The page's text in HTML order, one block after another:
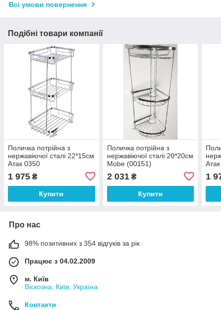
Всі умови повернення
Подібні товари компанії
Поличка потрійна з
нержавіючої сталі 22*15см
Атак 0350
1 975 ₴
Купити
Поличка потрійна з
нержавіючої сталі 20*20см
Mobe (00151)
2 031₴
Купити
1
Про нас
98% позитивних з 354 відгуків за рік
Працює з 04.02.2009
м. Київ
Віскозна, Київ, Україна
Контакти